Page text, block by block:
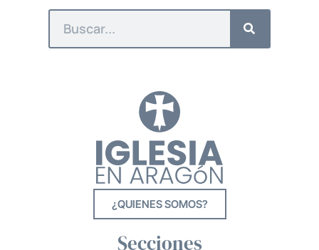
¿QUIENES SOMOS?
Secciones